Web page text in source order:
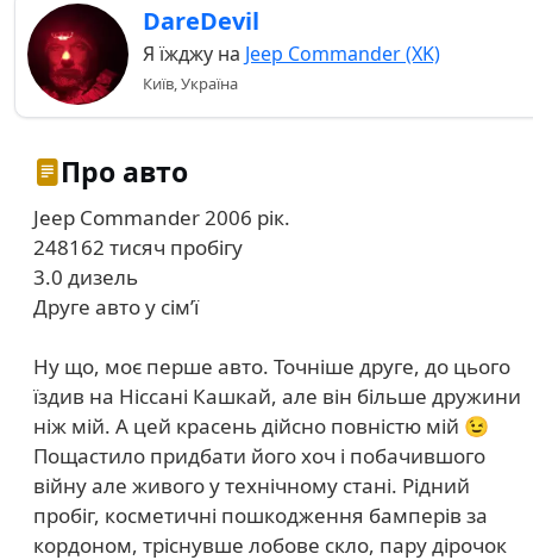
DareDevil
Я їжджу на Jeep Commander (XK)
Київ, Україна
Про авто
Jeep Commander 2006 рік.
248162 тисяч пробігу
3.0 дизель
Друге авто у сімʼї
Ну що, моє перше авто. Точніше друге, до цього
їздив на Ніссані Кашкай, але він більше дружини
ніж мій. А цей красень дійсно повністю мій 😉
Пощастило придбати його хоч і побачившого
війну але живого у технічному стані. Рідний
пробіг, косметичні пошкодження бамперів за
кордоном, тріснувше лобове скло, пару дірочок